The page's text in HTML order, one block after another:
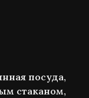
посуда,
стаканом,